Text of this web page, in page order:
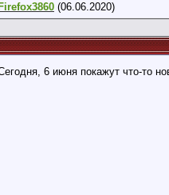
Firefox3860 (06.06.2020)
6 июня покажут что-то